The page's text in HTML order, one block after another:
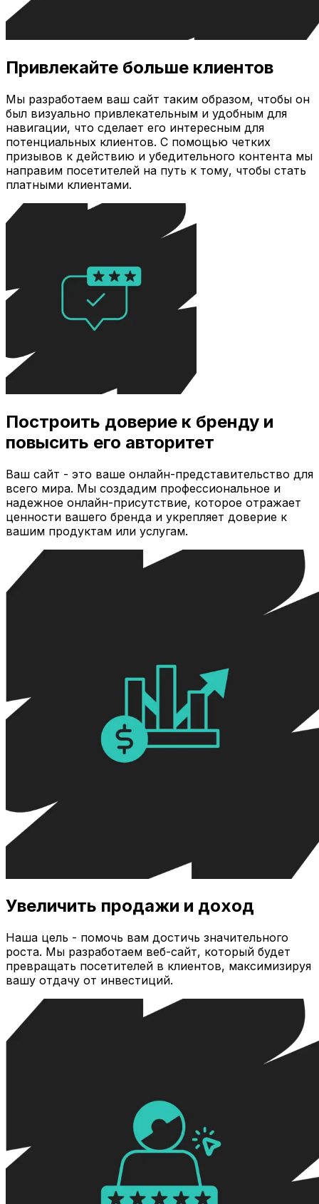
Привлекайте больше клиентов
Мы разработаем ваш сайт таким образом, чтобы он
был визуально привлекательным и удобным для
навигации, что сделает его интересным для
потенциальных клиентов. С помощью четких
призывов к действию и убедительного контента мы
направим посетителей на путь к тому, чтобы стать
платными клиентами.
Построить доверие к бренду и
повысить его авторитет
Ваш сайт - это ваше онлайн-представительство для
всего мира. Мы создадим профессиональное и
надежное онлайн-присутствие, которое отражает
ценности вашего бренда и укрепляет доверие к
вашим продуктам или услугам.
Увеличить продажи и доход
Наша цель - помочь вам достичь значительного
роста. Мы разработаем веб-сайт, который будет
превращать посетителей в клиентов, максимизируя
вашу отдачу от инвестиций.